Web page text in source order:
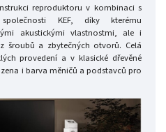
reproduktoru v kombinaci s
KEF, díky kterému
akustickými vlastnostmi, ale i
šroubů a zbytečných otvorů. Celá
provedení a v klasické dřevěné
i barva měničů a podstavců pro